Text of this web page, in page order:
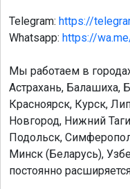
Telegram: https://
Whatsapp: https://
Мы работаем в
Астрахань, Балашиха,
Красноярск, Курск,
Новгород, Нижний
Подольск,
Минск (Беларусь),
постоянно